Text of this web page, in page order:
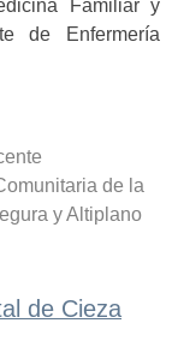
Familiar y
de Enfermería
de la
y Altiplano
de Cieza